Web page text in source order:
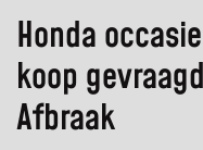
Honda
koop
Afbraak